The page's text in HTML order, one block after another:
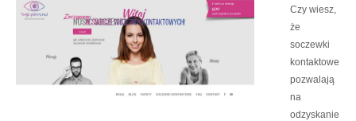
Czy wiesz,
że
soczewki
kontaktowe
pozwalają
na
odzyskanie